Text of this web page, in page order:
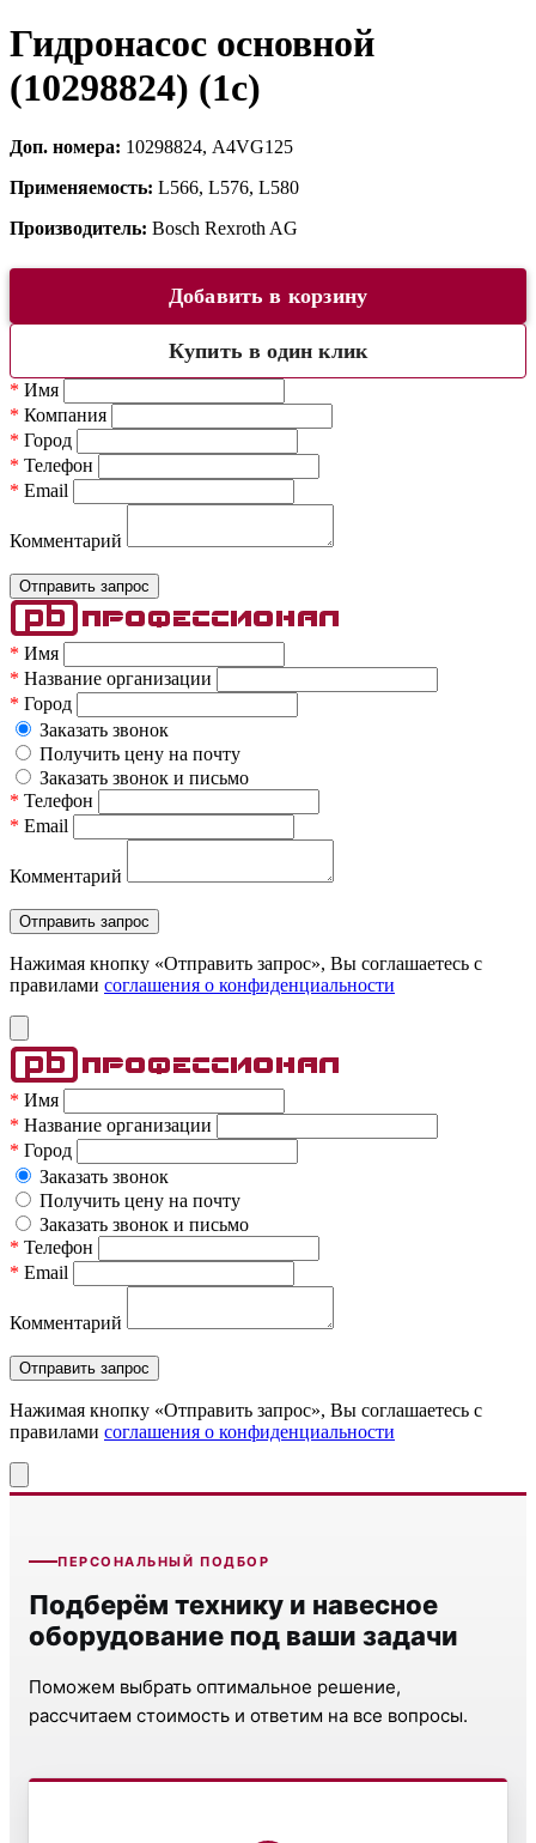
Гидронасос основной
(10298824) (1c)
Доп. номера: 10298824, A4VG125
Применяемость: L566, L576, L580
Производитель: Bosch Rexroth AG
Добавить в корзину
Купить в один клик
* Имя
* Компания
* Город
* Телефон
* Email
Комментарий
* Имя
* Название организации
* Город
Заказать звонок
Получить цену на почту
Заказать звонок и письмо
* Телефон
* Email
Комментарий
Нажимая кнопку «Отправить запрос», Вы соглашаетесь c
правилами соглашения о конфиденциальности
* Имя
* Название организации
* Город
Заказать звонок
Получить цену на почту
Заказать звонок и письмо
* Телефон
* Email
Комментарий
Нажимая кнопку «Отправить запрос», Вы соглашаетесь c
правилами соглашения о конфиденциальности
ПЕРСОНАЛЬНЫЙ ПОДБОР
Подберём технику и навесное
оборудование под ваши задачи
Поможем выбрать оптимальное решение,
рассчитаем стоимость и ответим на все вопросы.